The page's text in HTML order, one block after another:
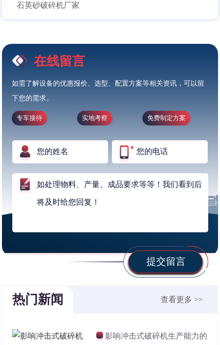
石英砂破碎机厂家
在线留言
如需了解设备的优惠报价、选型、配置方案等相关资讯，可以留
下您的需求。
专车接待 实地考察 免费制定方案
提交留言
热门新闻 查看更多 >>
影响冲击式破碎机生产能力的